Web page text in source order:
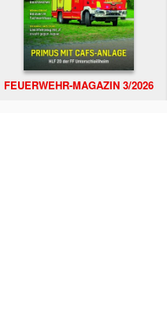
FEUERWEHR-MAGAZIN 3/2026